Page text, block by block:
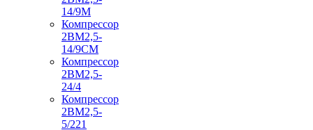
14/9М
Компрессор
2ВМ2,5-
14/9СМ
Компрессор
2ВМ2,5-
24/4
Компрессор
2ВМ2,5-
5/221